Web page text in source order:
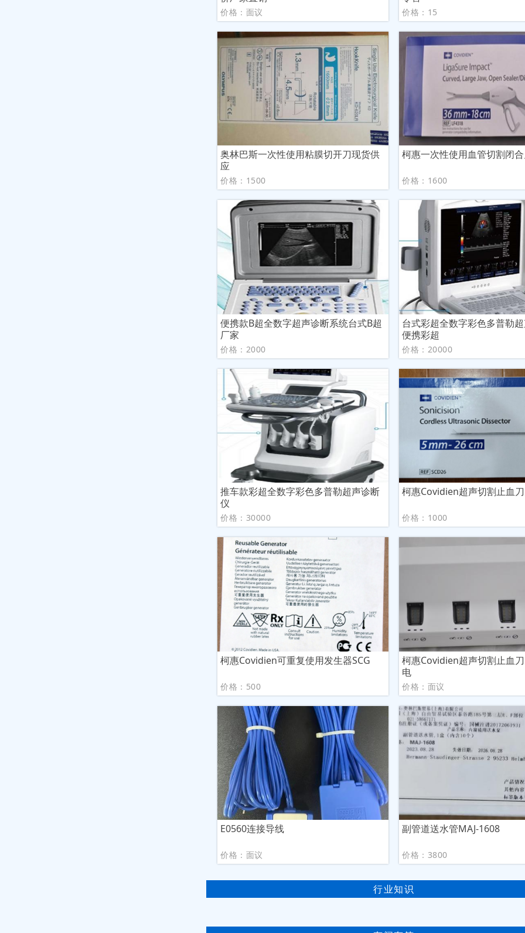
价格：面议 价格：15
奥林巴斯一次性使用粘膜切开刀现货供
应
价格：1500
柯惠一次性使用血管切割闭
价格：1600
便携款B超全数字超声诊断系统台式B超
厂家
价格：2000
台式彩超全数字彩色多普勒
便携彩超
价格：20000
推车款彩超全数字彩色多普勒超声诊断
仪
价格：30000
柯惠Covidien超声切割止血
价格：1000
柯惠Covidien可重复使用发生器SCG
价格：500
柯惠Covidien超声切割止血
电
价格：面议
E0560连接导线
价格：面议
副管道送水管MAJ-1608
价格：3800
行业知识